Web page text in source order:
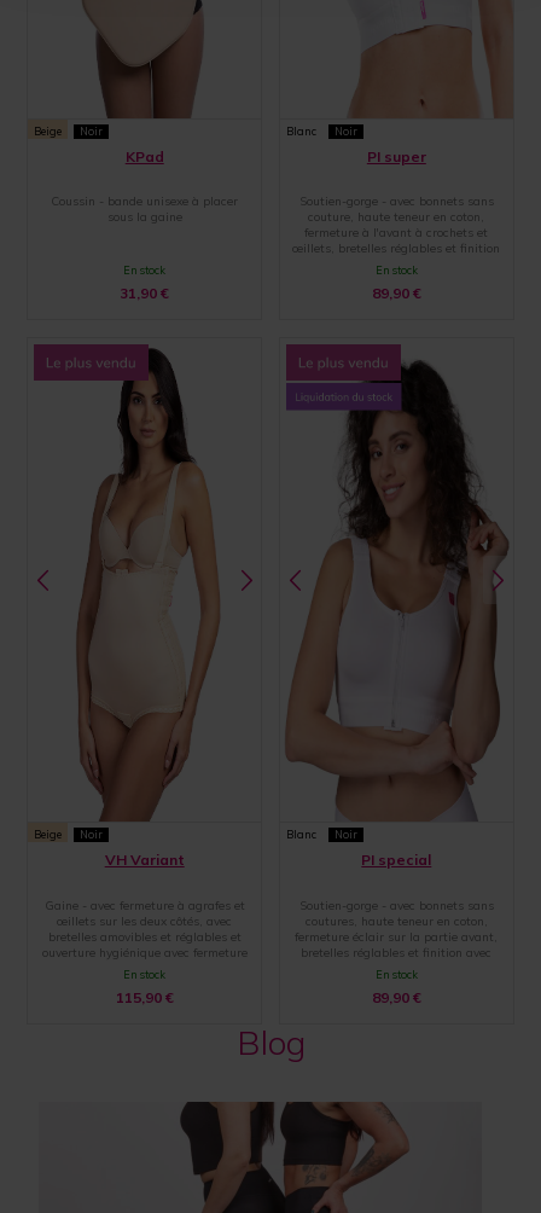
Beige Noir
KPad
Coussin - bande unisexe à placer
sous la gaine
En stock
31,90€
Blanc Noir
PI super
Soutien-gorge - avec bonnets sans
couture, haute teneur en coton,
fermeture à l'avant à crochets et
œillets, bretelles réglables et finition
par une large bande élastique
En stock
89,90 €
Beige Noir
VH Variant
Gaine - avec fermeture à agrafes et
œillets sur les deux côtés, avec
bretelles amovibles et réglables et
ouverture hygiénique avec fermeture
par agrafes et œillets
En stock
115,90 €
Blanc Noir
PI special
Soutien-gorge - avec bonnets sans
coutures, haute teneur en coton,
fermeture éclair sur la partie avant,
bretelles réglables et finition avec
une large bande élastique
En stock
89,90 €
Blog